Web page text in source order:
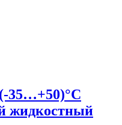
35…+50)°С
жидкостный